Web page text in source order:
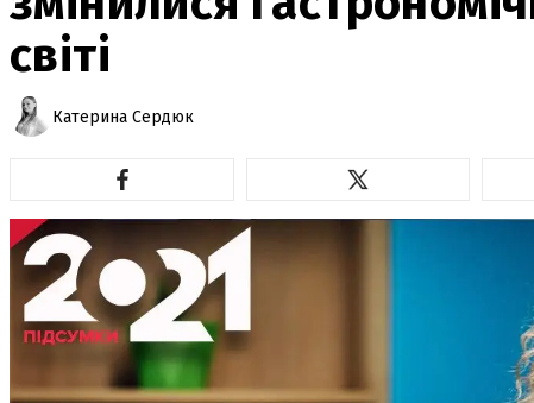
світі
Катерина Сердюк